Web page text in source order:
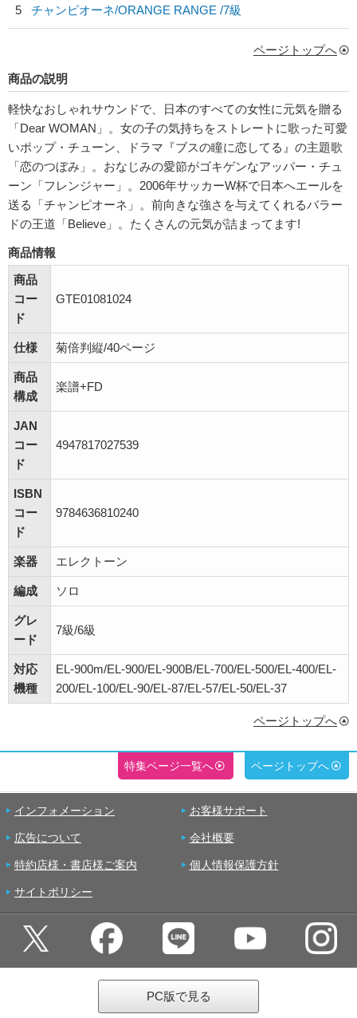
5
チャンピオーネ/ORANGE RANGE /7級
ページトップへ
商品の説明
軽快なおしゃれサウンドで、日本のすべての女性に元気を贈る
「Dear WOMAN」。女の子の気持ちをストレートに歌った可愛
いポップ・チューン、ドラマ『ブスの瞳に恋してる』の主題歌
「恋のつぼみ」。おなじみの愛節がゴキゲンなアッパー・チュ
ーン「フレンジャー」。2006年サッカーW杯で日本へエールを
送る「チャンピオーネ」。前向きな強さを与えてくれるバラー
ドの王道「Believe」。たくさんの元気が詰まってます!
商品情報
商品
コー
ド
GTE01081024
仕様 菊倍判縦/40ページ
商品
構成
楽譜+FD
JAN
コー
ド
4947817027539
ISBN
コー
ド
9784636810240
楽器 エレクトーン
編成 ソロ
グレ
ード
7級/6級
対応
機種
EL-900m/EL-900/EL-900B/EL-700/EL-500/EL-400/EL-
200/EL-100/EL-90/EL-87/EL-57/EL-50/EL-37
ページトップへ
特集ページ一覧へ ページトップへ
インフォメーション お客様サポート
広告について 会社概要
特約店様・書店様ご案内 個人情報保護方針
サイトポリシー
PC版で見る